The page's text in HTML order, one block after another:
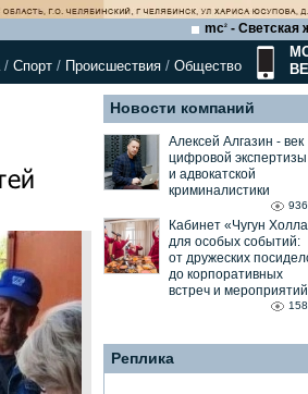
mc2 - Светская
/ Спорт / Происшествия / Общество
Новости компаний
Алексей Алгазин ⁃ век
цифровой экспертизы
и адвокатской
криминалистики
Кабинет «Чугун
для особых событий:
от дружеских
до корпоративных
встреч и мероприятий
Реплика